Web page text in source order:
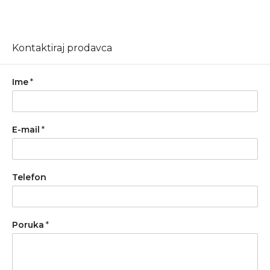
Kontaktiraj prodavca
Ime*
E-mail *
Telefon
Poruka *